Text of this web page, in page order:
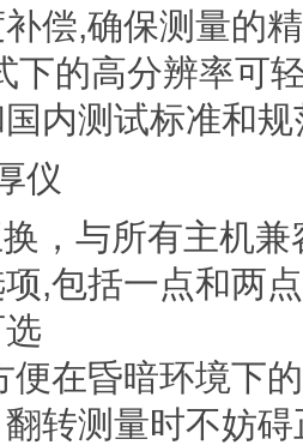
偿,确保测量的
下的高分辨率可
内测试标准和
仪
，与所有主机兼
,包括一点和两
便在昏暗环境下
转测量时不妨